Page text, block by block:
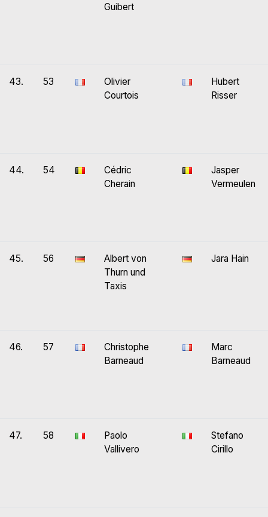
Guibert
43. 53
Olivier
Courtois
Hubert
Risser
44. 54
Cédric
Cherain
Jasper
Vermeulen
45. 56
Albert von
Thurn und
Taxis
Jara Hain
46. 57
Christophe
Barneaud
Marc
Barneaud
47. 58
Paolo
Vallivero
Stefano
Cirillo